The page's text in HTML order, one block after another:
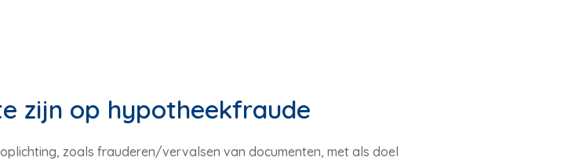
zijn op hypotheekfraude
zoals frauderen/vervalsen van documenten, met als doel